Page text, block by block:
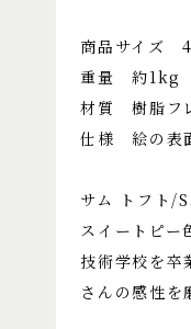
商品サイズ
重量 約1kg
材質 樹脂フ
仕様 絵の表
サム トフト/
スイートピー
技術学校を卒
さんの感性を